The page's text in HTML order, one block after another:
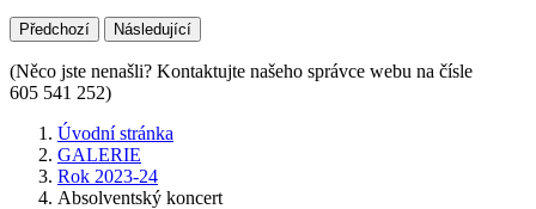
Předchozí Následující
(Něco jste nenašli? Kontaktujte našeho správce webu na čísle
605 541 252)
Úvodní stránka
GALERIE
Rok 2023-24
Absolventský koncert